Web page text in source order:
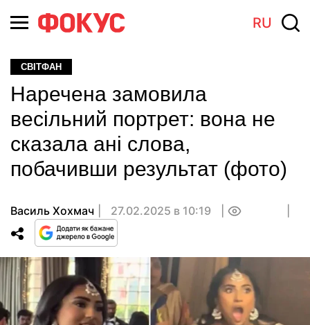
RU
СВІТФАН
Наречена замовила
весільний портрет: вона не
сказала ані слова,
побачивши результат (фото)
Василь Хохмач 27.02.2025 в 10:19